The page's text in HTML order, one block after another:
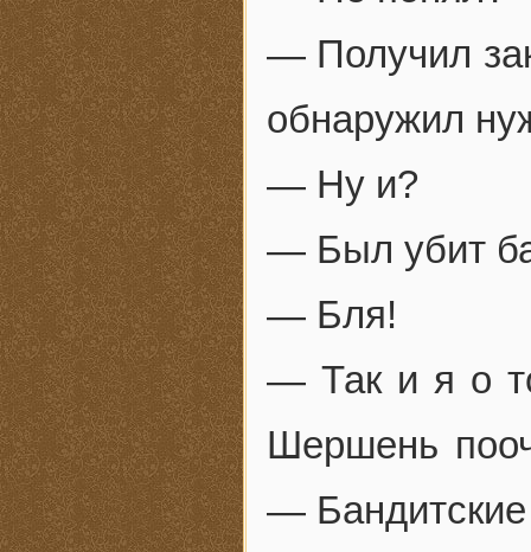
— Получил
обнаружил
— Ну и?
— Был убит
— Бля!
— Так и я о
Шершень
—